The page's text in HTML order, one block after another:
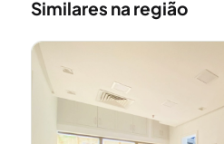
Similares na região